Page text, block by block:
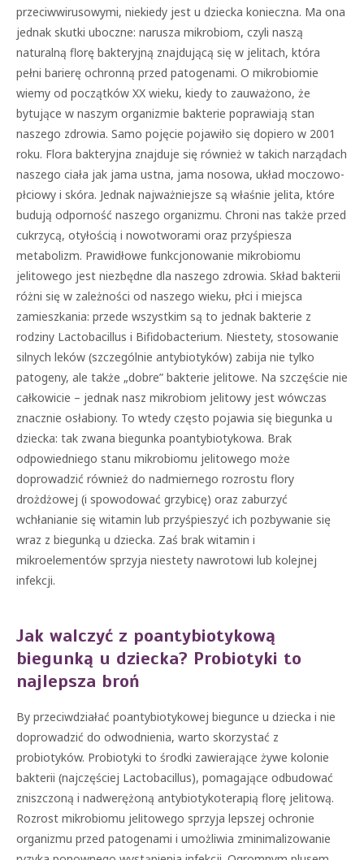
przeciwwirusowymi, niekiedy jest u dziecka konieczna. Ma ona
jednak skutki uboczne: narusza mikrobiom, czyli naszą
naturalną florę bakteryjną znajdującą się w jelitach, która
pełni barierę ochronną przed patogenami. O mikrobiomie
wiemy od początków XX wieku, kiedy to zauważono, że
bytujące w naszym organizmie bakterie poprawiają stan
naszego zdrowia. Samo pojęcie pojawiło się dopiero w 2001
roku. Flora bakteryjna znajduje się również w takich narządach
naszego ciała jak jama ustna, jama nosowa, układ moczowo-
płciowy i skóra. Jednak najważniejsze są właśnie jelita, które
budują odporność naszego organizmu. Chroni nas także przed
cukrzycą, otyłością i nowotworami oraz przyśpiesza
metabolizm. Prawidłowe funkcjonowanie mikrobiomu
jelitowego jest niezbędne dla naszego zdrowia. Skład bakterii
różni się w zależności od naszego wieku, płci i miejsca
zamieszkania: przede wszystkim są to jednak bakterie z
rodziny Lactobacillus i Bifidobacterium. Niestety, stosowanie
silnych leków (szczególnie antybiotyków) zabija nie tylko
patogeny, ale także „dobre” bakterie jelitowe. Na szczęście nie
całkowicie – jednak nasz mikrobiom jelitowy jest wówczas
znacznie osłabiony. To wtedy często pojawia się biegunka u
dziecka: tak zwana biegunka poantybiotykowa. Brak
odpowiedniego stanu mikrobiomu jelitowego może
doprowadzić również do nadmiernego rozrostu flory
drożdżowej (i spowodować grzybicę) oraz zaburzyć
wchłanianie się witamin lub przyśpieszyć ich pozbywanie się
wraz z biegunką u dziecka. Zaś brak witamin i
mikroelementów sprzyja niestety nawrotowi lub kolejnej
infekcji.
Jak walczyć z poantybiotykową
biegunką u dziecka? Probiotyki to
najlepsza broń
By przeciwdziałać poantybiotykowej biegunce u dziecka i nie
doprowadzić do odwodnienia, warto skorzystać z
probiotyków. Probiotyki to środki zawierające żywe kolonie
bakterii (najczęściej Lactobacillus), pomagające odbudować
zniszczoną i nadwerężoną antybiotykoterapią florę jelitową.
Rozrost mikrobiomu jelitowego sprzyja lepszej ochronie
organizmu przed patogenami i umożliwia zminimalizowanie